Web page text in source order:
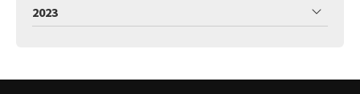
2023